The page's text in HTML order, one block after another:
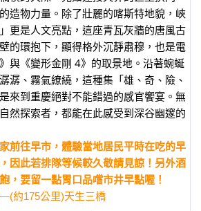
造物力量。除了壯麗的喀斯特地貌，峽
更是人文亮點，這座青瓦灰牆的唐風古
的環抱下，顯得格外沉靜肅穆，也是電
與《變形金剛 4》的取景地。沿著蜿蜒
潺、霧氣繚繞，這種集「雄、奇、險、
來到重慶絕對不能錯過的感官饗宴。無
然探索者，都能在此感受到深谷幽邃的
前往早市，體驗當地居民平時在吃的早
因此若排隊等候較久敬請見諒！另外酒
，要留一點胃口品嚐市井早點喔！
約175公里)天生三橋